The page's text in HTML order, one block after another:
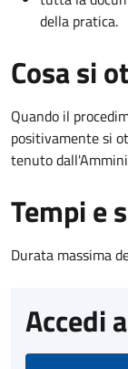
della pratica.
Cosa si
Quando il
positivamente si
tenuto
Tempi e
Durata massima
Accedi